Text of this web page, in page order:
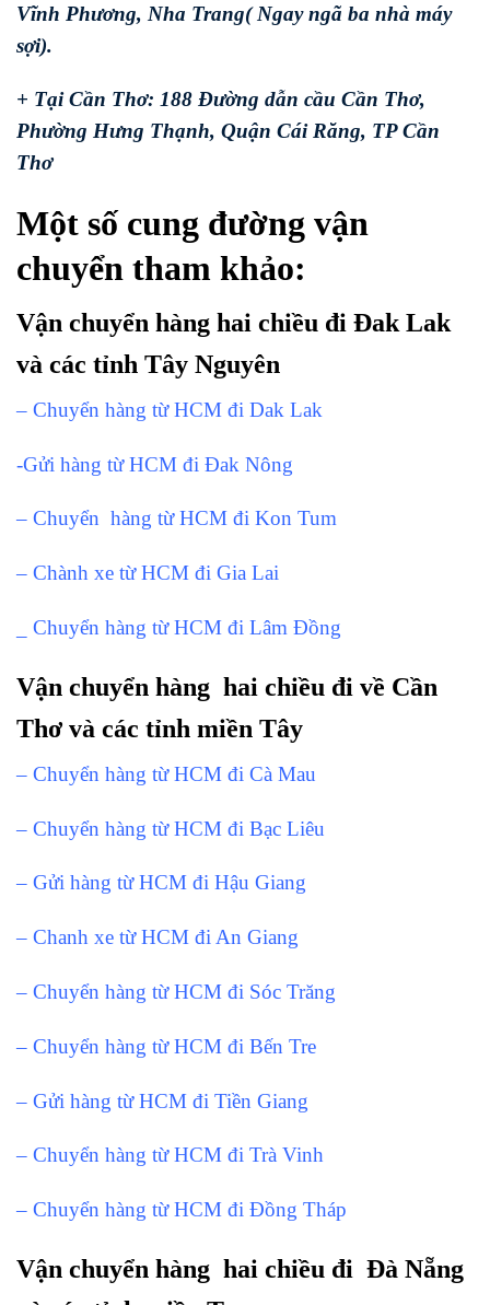
Vĩnh Phương, Nha Trang( Ngay ngã ba nhà máy
sợi).
+ Tại Cần Thơ: 188 Đường dẫn cầu Cần Thơ,
Phường Hưng Thạnh, Quận Cái Răng, TP Cần
Thơ
Một số cung đường vận
chuyển tham khảo:
Vận chuyển hàng hai chiều đi Đak Lak
và các tỉnh Tây Nguyên
– Chuyển hàng từ HCM đi Dak Lak
-Gửi hàng từ HCM đi Đak Nông
– Chuyển hàng từ HCM đi Kon Tum
– Chành xe từ HCM đi Gia Lai
_ Chuyển hàng từ HCM đi Lâm Đồng
Vận chuyển hàng hai chiều đi về Cần
Thơ và các tỉnh miền Tây
– Chuyển hàng từ HCM đi Cà Mau
– Chuyển hàng từ HCM đi Bạc Liêu
– Gửi hàng từ HCM đi Hậu Giang
– Chanh xe từ HCM đi An Giang
– Chuyển hàng từ HCM đi Sóc Trăng
– Chuyển hàng từ HCM đi Bến Tre
– Gửi hàng từ HCM đi Tiền Giang
– Chuyển hàng từ HCM đi Trà Vinh
– Chuyển hàng từ HCM đi Đồng Tháp
Vận chuyển hàng hai chiều đi Đà Nẵng